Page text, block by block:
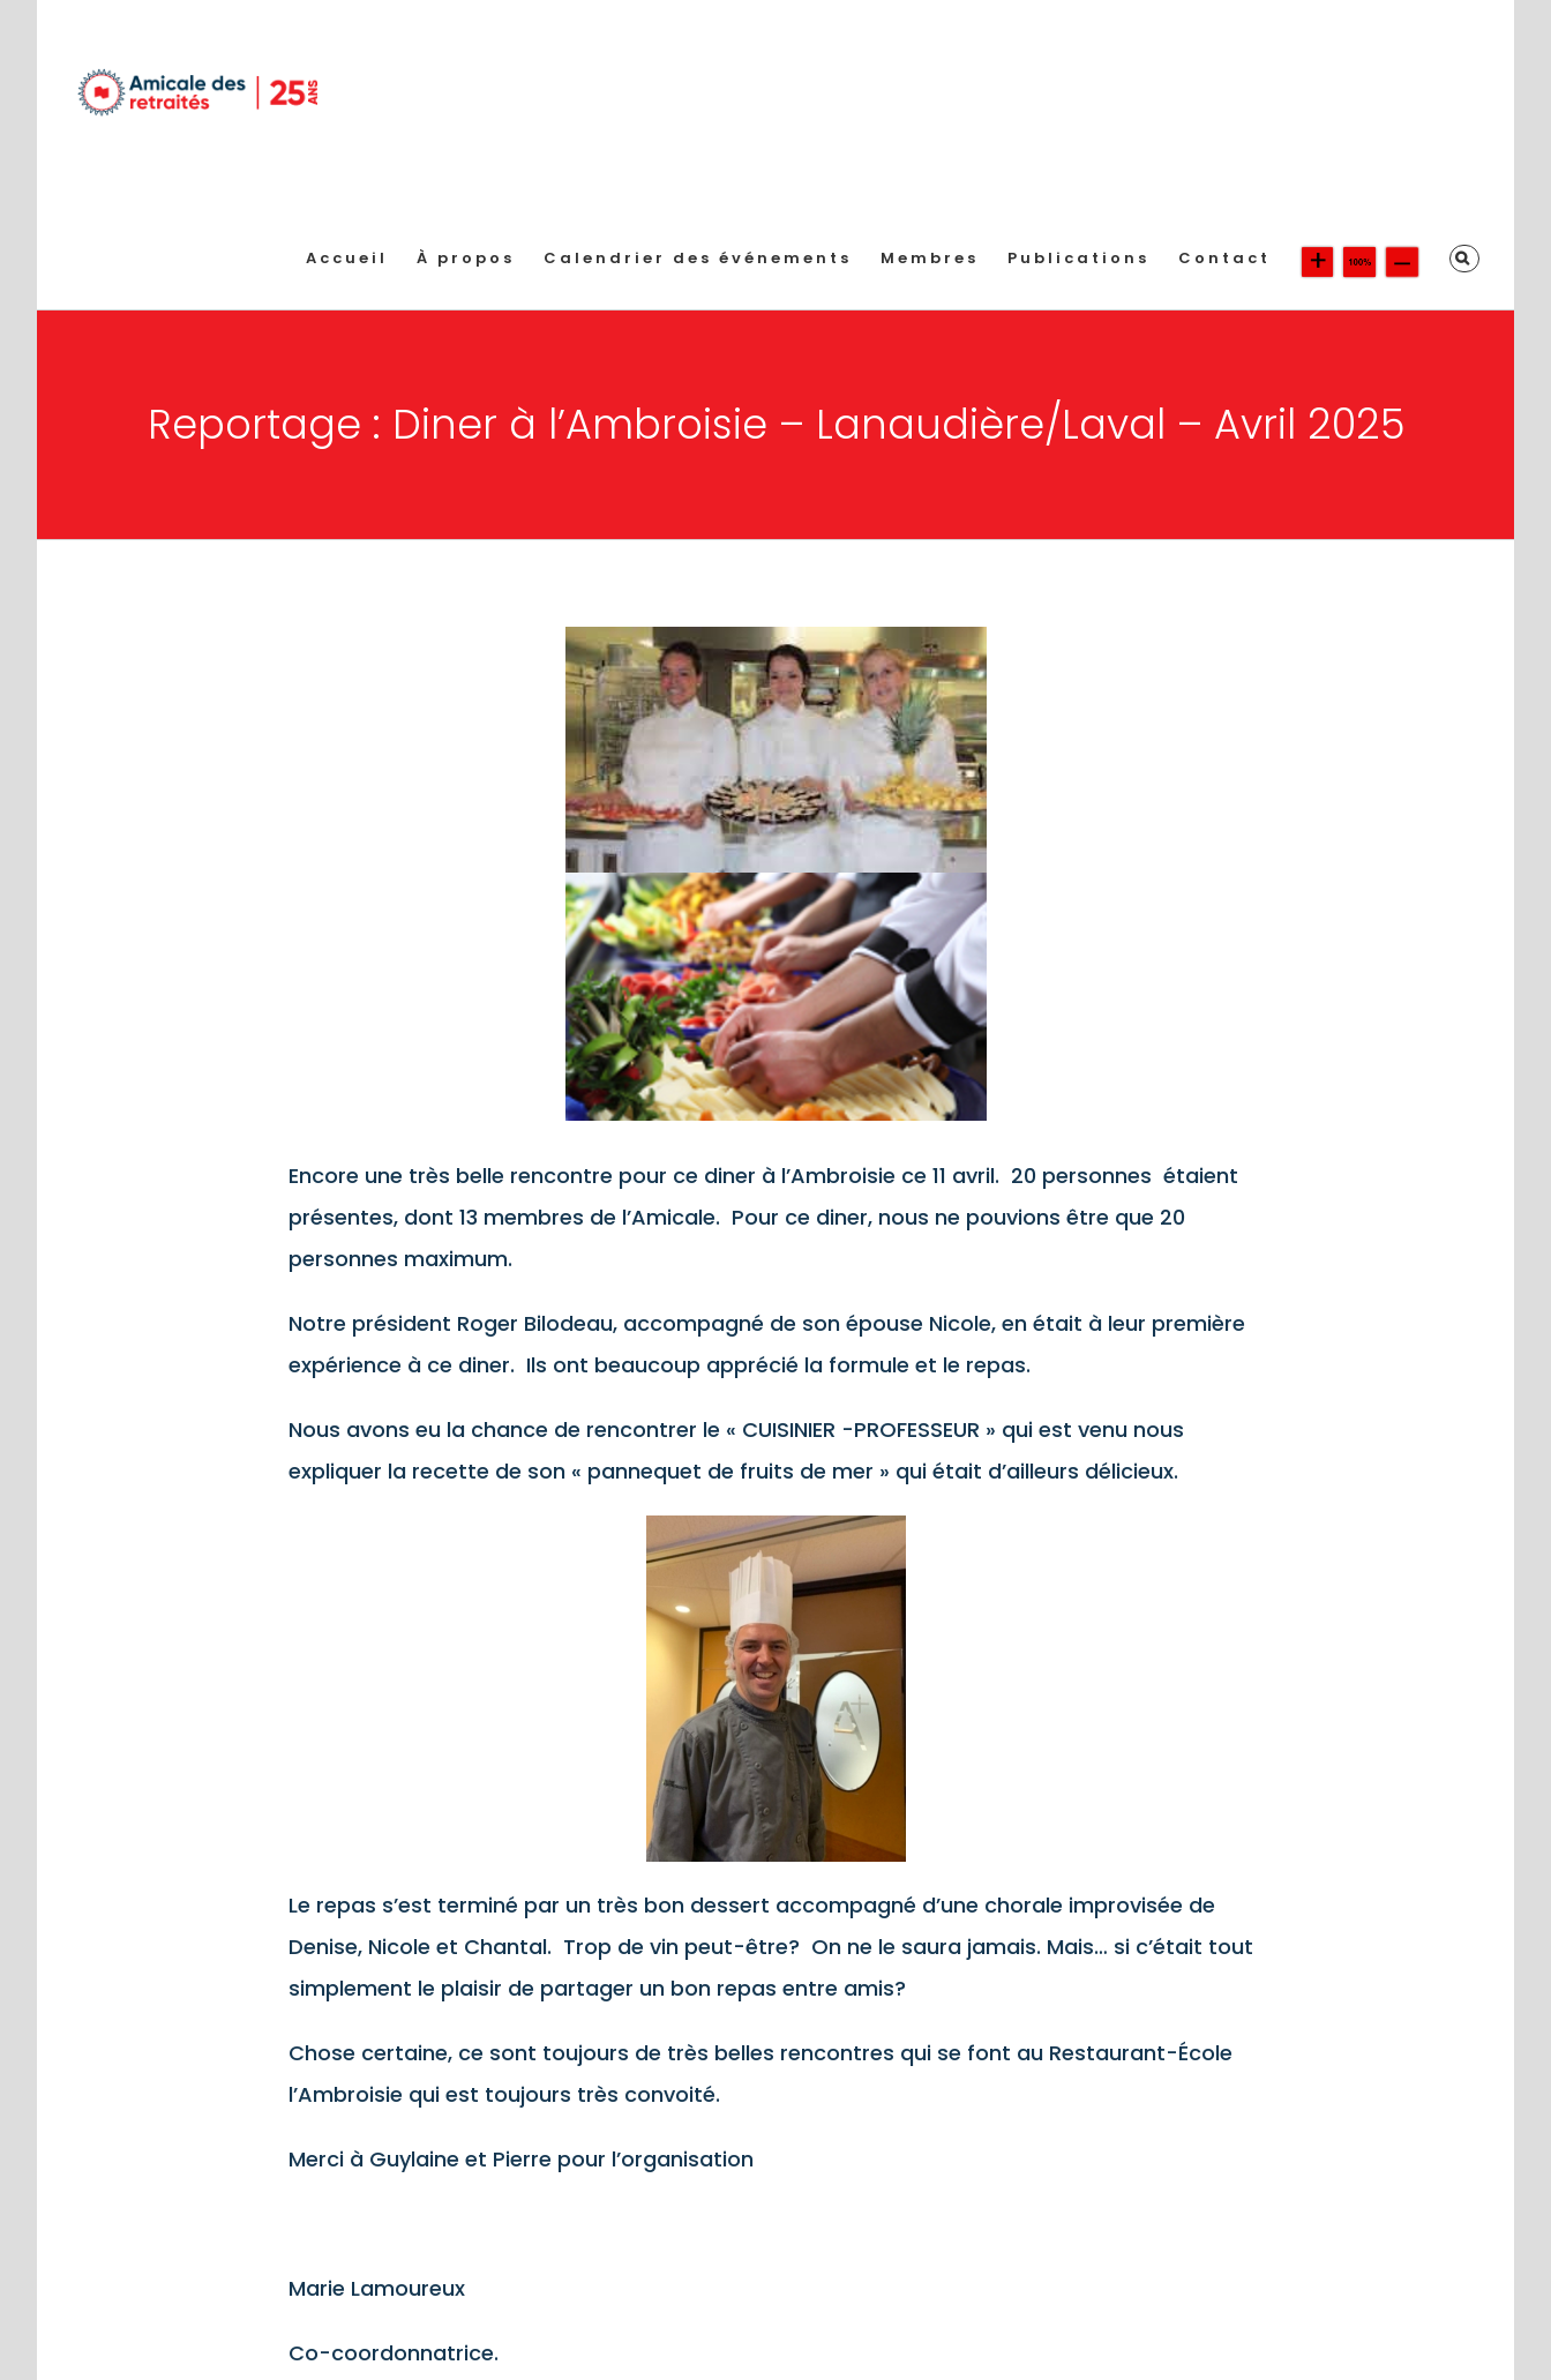
contenu
Accueil À propos Calendrier des événements Membres Publications Contact
Reportage : Diner à l’Ambroisie – Lanaudière/Laval – Avril 2025
Encore une très belle rencontre pour ce diner à l’Ambroisie ce 11 avril. 20 personnes étaient
présentes, dont 13 membres de l’Amicale. Pour ce diner, nous ne pouvions être que 20
personnes maximum.
Notre président Roger Bilodeau, accompagné de son épouse Nicole, en était à leur première
expérience à ce diner. Ils ont beaucoup apprécié la formule et le repas.
Nous avons eu la chance de rencontrer le « CUISINIER -PROFESSEUR » qui est venu nous
expliquer la recette de son « pannequet de fruits de mer » qui était d’ailleurs délicieux.
Le repas s’est terminé par un très bon dessert accompagné d’une chorale improvisée de
Denise, Nicole et Chantal. Trop de vin peut-être? On ne le saura jamais. Mais… si c’était tout
simplement le plaisir de partager un bon repas entre amis?
Chose certaine, ce sont toujours de très belles rencontres qui se font au Restaurant-École
l’Ambroisie qui est toujours très convoité.
Merci à Guylaine et Pierre pour l’organisation
Marie Lamoureux
Co-coordonnatrice.